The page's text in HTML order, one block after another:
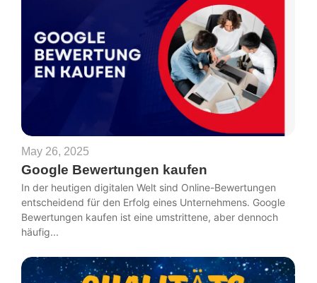
May 26, 2025
Google Bewertungen kaufen
In der heutigen digitalen Welt sind Online-Bewertungen
entscheidend für den Erfolg eines Unternehmens. Google
Bewertungen kaufen ist eine umstrittene, aber dennoch
häufig...